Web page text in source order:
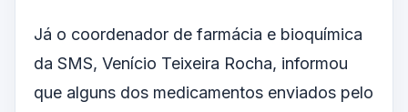
Já o coordenador de farmácia e bioquímica
da SMS, Venício Teixeira Rocha, informou
que alguns dos medicamentos enviados pelo